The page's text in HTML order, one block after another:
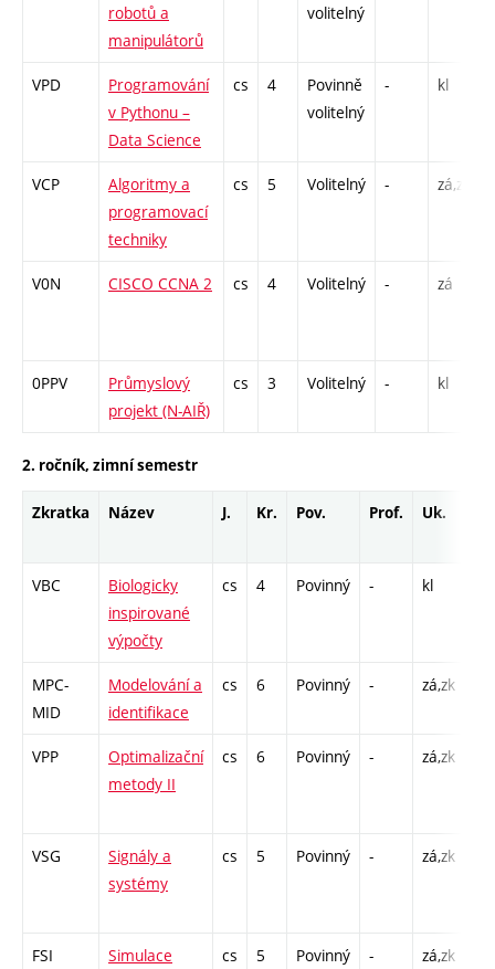
robotů a
manipulátorů
volitelný
VPD
Programování
v Pythonu –
Data Science
cs 4
Povinně
volitelný
- kl
VCP
Algoritmy a
programovací
techniky
cs 5 Volitelný - zá,zk
V0N CISCO CCNA 2 cs 4 Volitelný - zá
0PPV
Průmyslový
projekt (N-AIŘ)
cs 3 Volitelný - kl
2. ročník, zimní semestr
Zkratka Název J. Kr. Pov. Prof. Uk.
VBC
Biologicky
inspirované
výpočty
cs 4 Povinný - kl
MPC-
MID
Modelování a
identifikace
cs 6 Povinný - zá,zk
VPP
Optimalizační
metody II
cs 6 Povinný - zá,zk
VSG
Signály a
systémy
cs 5 Povinný - zá,zk
FSI
Simulace
cs 5 Povinný - zá,zk